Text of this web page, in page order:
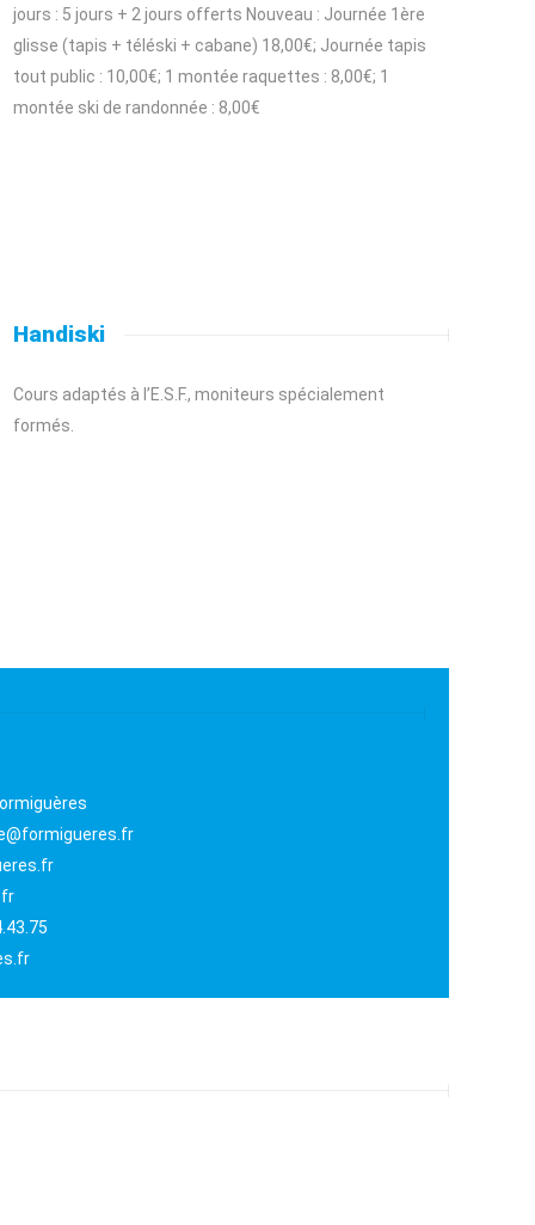
jours : 5 jours + 2 jours offerts Nouveau : Journée 1ère
glisse (tapis + téléski + cabane) 18,00€; Journée tapis
tout public : 10,00€; 1 montée raquettes : 8,00€; 1
montée ski de randonnée : 8,00€
Handiski
Cours adaptés à l’E.S.F., moniteurs spécialement
formés.